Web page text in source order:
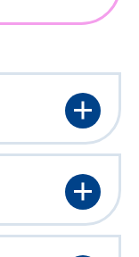
serez
des
sont le
Financière